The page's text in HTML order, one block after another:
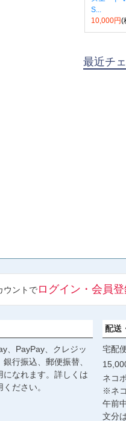
S...
10,000円(
最近チ
ウントでログイン・会員
、PayPay、クレジッ
行振込、郵便振替、
になれます。詳しくは
ださい。
配送
宅配
ネコ
※ネ
午前
文分